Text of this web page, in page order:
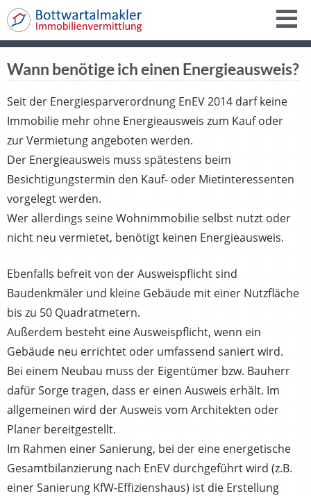
Wann benötige ich einen Energieausweis?
Seit der Energiesparverordnung EnEV 2014 darf keine
Immobilie mehr ohne Energieausweis zum Kauf oder
zur Vermietung angeboten werden.
Der Energieausweis muss spätestens beim
Besichtigungstermin den Kauf- oder Mietinteressenten
vorgelegt werden.
Wer allerdings seine Wohnimmobilie selbst nutzt oder
nicht neu vermietet, benötigt keinen Energieausweis.
Ebenfalls befreit von der Ausweispflicht sind
Baudenkmäler und kleine Gebäude mit einer Nutzfläche
bis zu 50 Quadratmetern.
Außerdem besteht eine Ausweispflicht, wenn ein
Gebäude neu errichtet oder umfassend saniert wird.
Bei einem Neubau muss der Eigentümer bzw. Bauherr
dafür Sorge tragen, dass er einen Ausweis erhält. Im
allgemeinen wird der Ausweis vom Architekten oder
Planer bereitgestellt.
Im Rahmen einer Sanierung, bei der eine energetische
Gesamtbilanzierung nach EnEV durchgeführt wird (z.B.
einer Sanierung KfW-Effizienshaus) ist die Erstellung